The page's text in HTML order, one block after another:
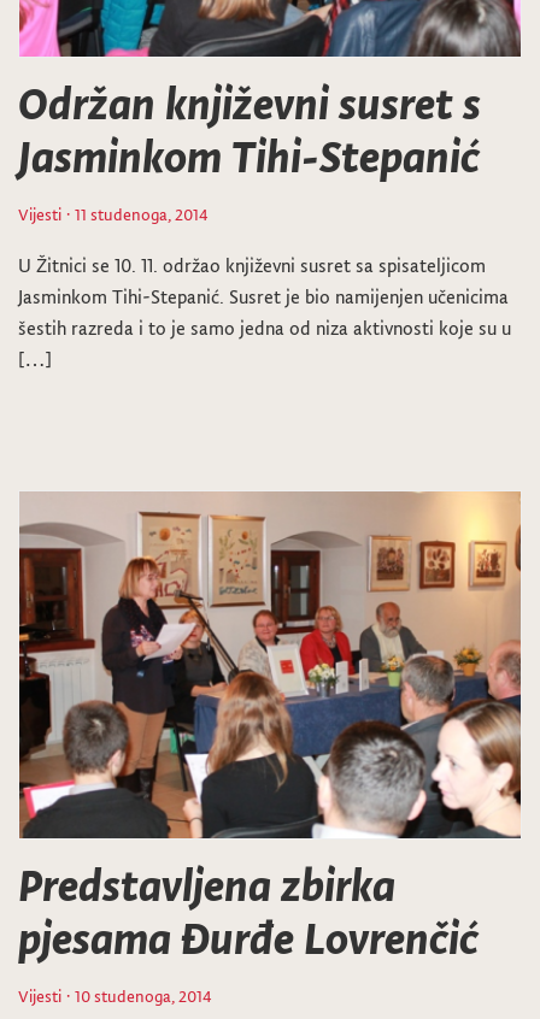
Održan književni susret s
Jasminkom Tihi-Stepanić
Vijesti · 11 studenoga, 2014
U Žitnici se 10. 11. održao književni susret sa spisateljicom
Jasminkom Tihi-Stepanić. Susret je bio namijenjen učenicima
šestih razreda i to je samo jedna od niza aktivnosti koje su u
[…]
Predstavljena zbirka
pjesama Đurđe Lovrenčić
Vijesti · 10 studenoga, 2014